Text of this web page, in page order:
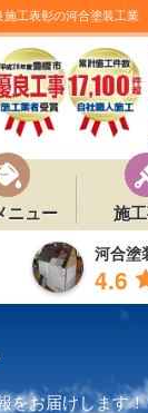
工表彰の河合塗装工業
ニュー 施
河合塗
4.6
をお届けします！